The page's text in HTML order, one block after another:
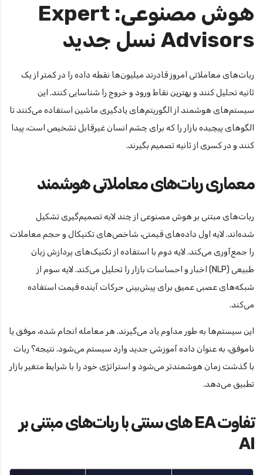
هوش مصنوعی: Expert
Advisors نسل جدید
ربات‌های معاملاتی امروز قادرند میلیون‌ها نقطه داده را در کمتر از یک
ثانیه تحلیل کنند و بهترین نقاط ورود و خروج را شناسایی کنند. این
سیستم‌های هوشمند از الگوریتم‌های یادگیری ماشین استفاده می‌کنند تا
الگوهای پیچیده بازار را که برای چشم انسان غیرقابل تشخیص است، پیدا
کنند و در کسری از ثانیه تصمیم بگیرند.
معماری ربات‌های معاملاتی هوشمند
ربات‌های مبتنی بر هوش مصنوعی از چند لایه تصمیم‌گیری تشکیل
شده‌اند. لایه اول داده‌های قیمتی، شاخص‌های تکنیکال و حجم معاملات
را جمع‌آوری می‌کند. لایه دوم با استفاده از تکنیک‌های پردازش زبان
طبیعی (NLP) اخبار و احساسات بازار را تحلیل می‌کند. لایه سوم از
شبکه‌های عصبی عمیق برای پیش‌بینی حرکات آینده قیمت استفاده
می‌کند.
این سیستم‌ها به طور مداوم یاد می‌گیرند. هر معامله انجام شده، موفق یا
ناموفق، به عنوان داده آموزشی جدید وارد سیستم می‌شود. نتیجه؟ ربات
با گذشت زمان هوشمندتر می‌شود و استراتژی خود را با شرایط متغیر بازار
تطبیق می‌دهد.
تفاوت EA های سنتی با ربات‌های مبتنی بر
AI